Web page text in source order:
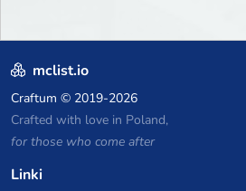
mclist.io
Craftum © 2019-2026
Crafted with love in Poland,
for those who come after
Linki